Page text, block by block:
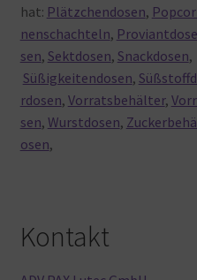
hat: Plätzchendosen,
nenschachteln,
sen, Sektdosen, Snackdosen,
Süßigkeitendosen,
rdosen, Vorratsbehälter,
sen, Wurstdosen,
osen,
Kontakt